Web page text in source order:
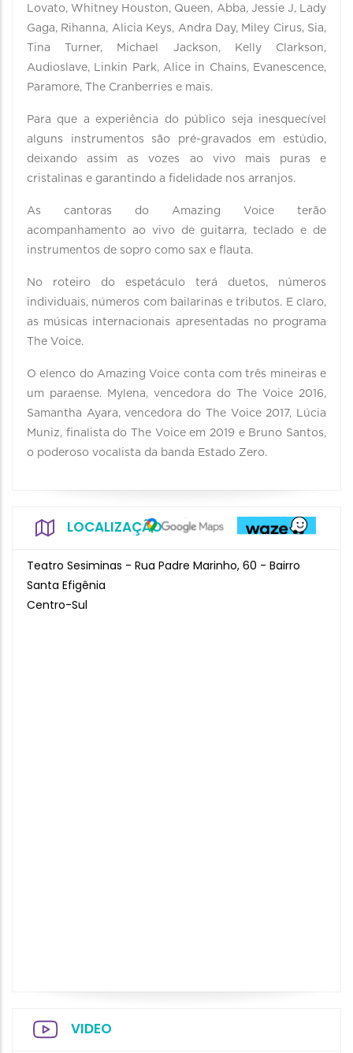
Lovato, Whitney Houston, Queen, Abba, Jessie J, Lady
Gaga, Rihanna, Alicia Keys, Andra Day, Miley Cirus, Sia,
Tina Turner, Michael Jackson, Kelly Clarkson,
Audioslave, Linkin Park, Alice in Chains, Evanescence,
Paramore, The Cranberries e mais.
Para que a experiência do público seja inesquecível
alguns instrumentos são pré-gravados em estúdio,
deixando assim as vozes ao vivo mais puras e
cristalinas e garantindo a fidelidade nos arranjos.
As cantoras do Amazing Voice terão
acompanhamento ao vivo de guitarra, teclado e de
instrumentos de sopro como sax e flauta.
No roteiro do espetáculo terá duetos, números
individuais, números com bailarinas e tributos. E claro,
as músicas internacionais apresentadas no programa
The Voice.
O elenco do Amazing Voice conta com três mineiras e
um paraense. Mylena, vencedora do The Voice 2016,
Samantha Ayara, vencedora do The Voice 2017, Lúcia
Muniz, finalista do The Voice em 2019 e Bruno Santos,
o poderoso vocalista da banda Estado Zero.
LOCALIZAÇÃO
Teatro Sesiminas - Rua Padre Marinho, 60 - Bairro
Santa Efigênia
Centro-Sul
VIDEO